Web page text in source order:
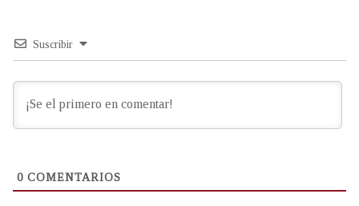
Suscribir
0 COMENTARIOS